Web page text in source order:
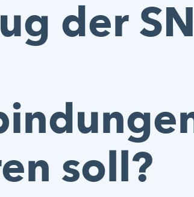
der
soll?